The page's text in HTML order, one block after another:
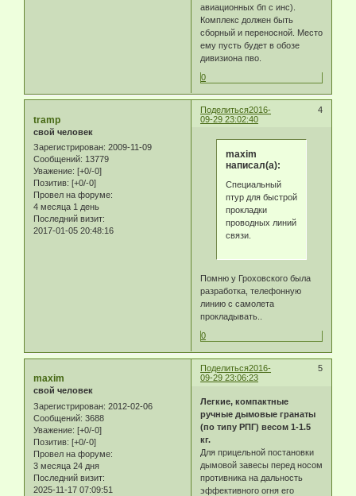
авиационных бп с инс).
Комплекс должен быть
сборный и переносной. Место
ему пусть будет в обозе
дивизиона пво.
0
Поделиться 4
2016-
09-29 23:02:40
tramp
свой человек
Зарегистрирован: 2009-11-09
Сообщений: 13779
Уважение: [+0/-0]
Позитив: [+0/-0]
Провел на форуме:
4 месяца 1 день
Последний визит:
2017-01-05 20:48:16
maxim
написал(а):
Специальный
птур для быстрой
прокладки
проводных линий
связи.
Помню у Гроховского была
разработка, телефонную
линию с самолета
прокладывать..
0
Поделиться 5
2016-
09-29 23:06:23
maxim
свой человек
Зарегистрирован: 2012-02-06
Сообщений: 3688
Уважение: [+0/-0]
Позитив: [+0/-0]
Провел на форуме:
3 месяца 24 дня
Последний визит:
2025-11-17 07:09:51
Легкие, компактные
ручные дымовые гранаты
(по типу РПГ) весом 1-1.5
кг.
Для прицельной постановки
дымовой завесы перед носом
противника на дальность
эффективного огня его